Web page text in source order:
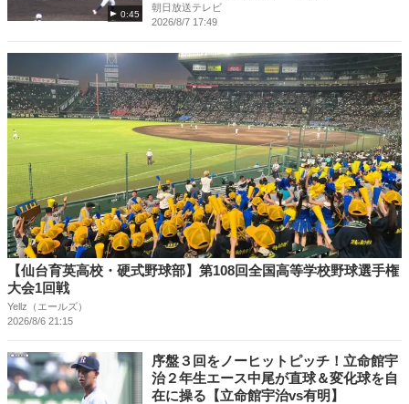
0:45
朝日放送テレビ
2026/8/7 17:49
【仙台育英高校・硬式野球部】第108回全国高等学校野球選手権
大会1回戦
Yellz（エールズ）
2026/8/6 21:15
序盤３回をノーヒットピッチ！立命館宇
治２年生エース中尾が直球＆変化球を自
在に操る【立命館宇治vs有明】